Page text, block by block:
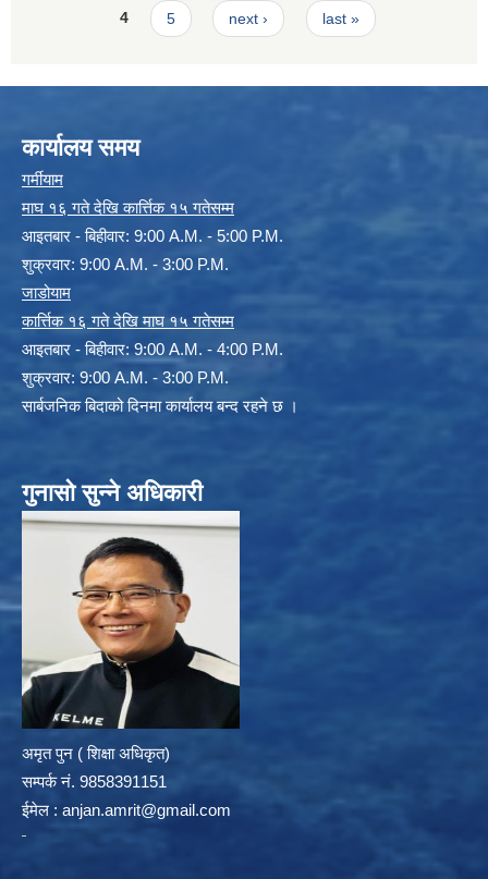
4 5 next › last »
कार्यालय समय
गर्मीयाम
माघ १६ गते देखि कार्त्तिक १५ गतेसम्म
आइतबार - बिहीवार: 9:00 A.M. - 5:00 P.M.
शुक्रवार: 9:00 A.M. - 3:00 P.M.
जाडोयाम
कार्त्तिक १६ गते देखि माघ १५ गतेसम्म
आइतबार - बिहीवार: 9:00 A.M. - 4:00 P.M.
शुक्रवार: 9:00 A.M. - 3:00 P.M.
सार्बजनिक बिदाको दिनमा कार्यालय बन्द रहने छ ।
गुनासो सुन्ने अधिकारी
अमृत पुन ( शिक्षा अधिकृत)
सम्पर्क न‌ं. 9858391151
ईमेल : anjan.amrit@gmail.com